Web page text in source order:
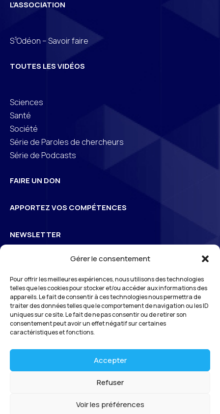
Gérer le consentement
Pour offrir les meilleures expériences, nous utilisons des technologies
telles que les cookies pour stocker et/ou accéder aux informations des
appareils. Le fait de consentir à ces technologies nous permettra de
traiter des données telles que le comportement de navigation ou les ID
uniques sur ce site. Le fait de ne pas consentir ou de retirer son
consentement peut avoir un effet négatif sur certaines
caractéristiques et fonctions.
Accepter
Refuser
Voir les préférences
L’ASSOCIATION
S3Odéon – Savoir faire
TOUTES LES VIDÉOS
Sciences
Santé
Société
Série de Paroles de chercheurs
Série de Podcasts
FAIRE UN DON
APPORTEZ VOS COMPÉTENCES
NEWSLETTER
S3Odéon
*En vous inscrivant à notre newsletter, vous reconnaissez avoir pris connaissance
de notrepolitique de gestion des données personnelleset vous l’acceptez.